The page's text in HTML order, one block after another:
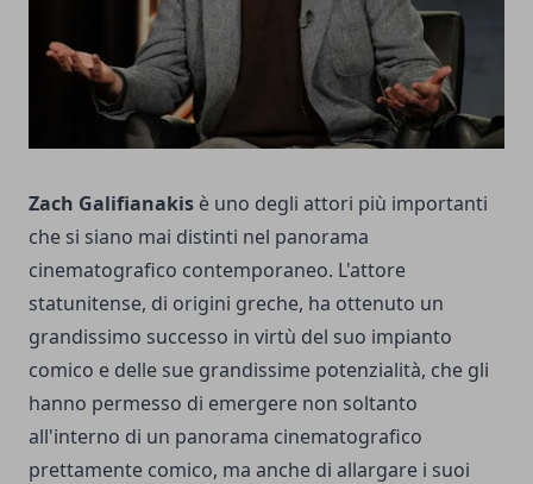
Zach Galifianakis è uno degli attori più importanti
che si siano mai distinti nel panorama
cinematografico contemporaneo. L'attore
statunitense, di origini greche, ha ottenuto un
grandissimo successo in virtù del suo impianto
comico e delle sue grandissime potenzialità, che gli
hanno permesso di emergere non soltanto
all'interno di un panorama cinematografico
prettamente comico, ma anche di allargare i suoi